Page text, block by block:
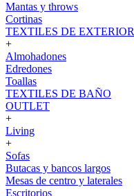
Mantas y throws
Cortinas
TEXTILES DE EXTERIOR
+
Almohadones
Edredones
Toallas
TEXTILES DE BAÑO
OUTLET
+
Living
+
Sofas
Butacas y bancos largos
Mesas de centro y laterales
Escritorios